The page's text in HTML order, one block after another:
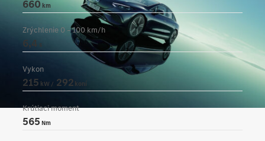
660km
Zrýchlenie 0 – 100 km/h
6,4s
Vykon
215kW / 292koní
Krútiaci moment
565Nm